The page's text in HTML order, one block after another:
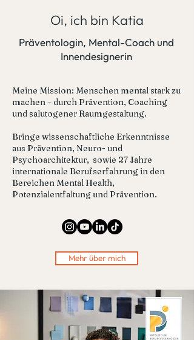
Oi, ich bin Katia
Präventologin, Mental-Coach und
Innendesignerin
Meine Mission: Menschen mental stark zu
machen – durch Prävention, Coaching
und salutogener Raumgestaltung.​​
Bringe wissenschaftliche Erkenntnisse
aus Prävention, Neuro- und
Psychoarchitektur, sowie 27 Jahre
internationale Berufserfahrung in den
Bereichen Mental Health,
Potenzialentfaltung und Prävention.
Mehr über mich